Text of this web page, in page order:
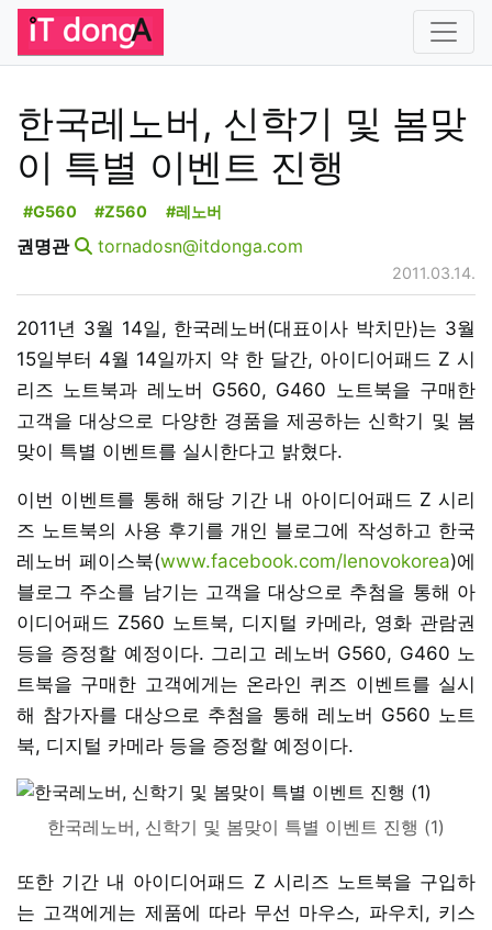
한국레노버, 신학기 및 봄맞
이 특별 이벤트 진행
#G560 #Z560 #레노버
권명관 tornadosn@itdonga.com
2011.03.14.
2011년 3월 14일, 한국레노버(대표이사 박치만)는 3월
15일부터 4월 14일까지 약 한 달간, 아이디어패드 Z 시
리즈 노트북과 레노버 G560, G460 노트북을 구매한
고객을 대상으로 다양한 경품을 제공하는 신학기 및 봄
맞이 특별 이벤트를 실시한다고 밝혔다.
이번 이벤트를 통해 해당 기간 내 아이디어패드 Z 시리
즈 노트북의 사용 후기를 개인 블로그에 작성하고 한국
레노버 페이스북(www.facebook.com/lenovokorea)에
블로그 주소를 남기는 고객을 대상으로 추첨을 통해 아
이디어패드 Z560 노트북, 디지털 카메라, 영화 관람권
등을 증정할 예정이다. 그리고 레노버 G560, G460 노
트북을 구매한 고객에게는 온라인 퀴즈 이벤트를 실시
해 참가자를 대상으로 추첨을 통해 레노버 G560 노트
북, 디지털 카메라 등을 증정할 예정이다.
한국레노버, 신학기 및 봄맞이 특별 이벤트 진행 (1)
또한 기간 내 아이디어패드 Z 시리즈 노트북을 구입하
는 고객에게는 제품에 따라 무선 마우스, 파우치, 키스